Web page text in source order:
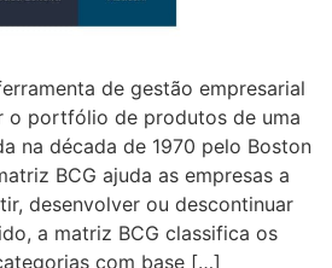
de gestão empresarial
o portfólio de produtos de uma
na década de 1970 pelo Boston
BCG ajuda as empresas a
desenvolver ou descontinuar
a matriz BCG classifica os
com base […]